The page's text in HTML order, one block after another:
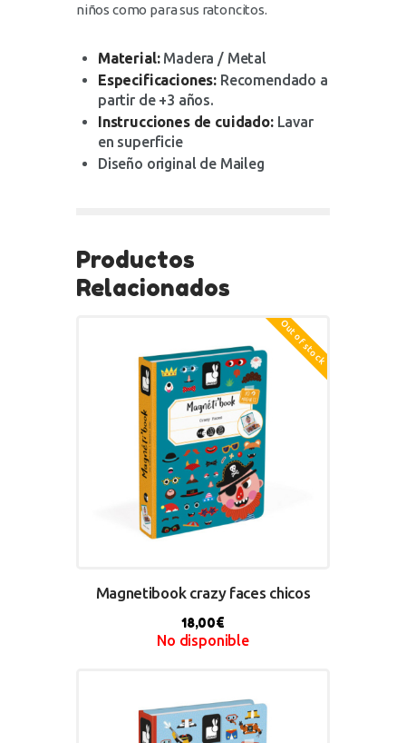
niños como para sus ratoncitos.
Material:Madera / Metal
Especificaciones: Recomendado a
partir de +3 años.
Instrucciones de cuidado:Lavar
en superficie
Diseño original de Maileg
Productos
Relacionados
Out of stock
Magnetibook crazy faces chicos
18,00€
No disponible